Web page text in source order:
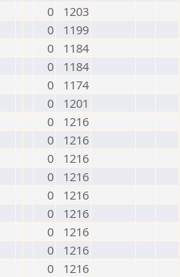
0
1203
0
1199
0
1184
0
1184
0
1174
0
1201
0
1216
0
1216
0
1216
0
1216
0
1216
0
1216
0
1216
0
1216
0
1216